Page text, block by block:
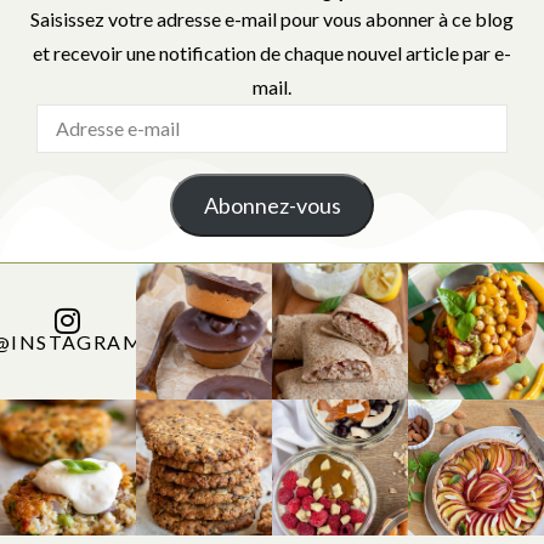
Saisissez votre adresse e-mail pour vous abonner à ce blog
et recevoir une notification de chaque nouvel article par e-
mail.
Abonnez-vous